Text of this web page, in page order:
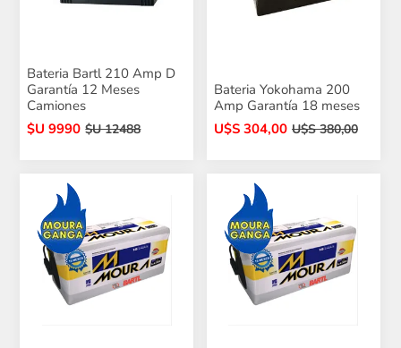
Bateria Bartl 210 Amp D
Garantía 12 Meses
Camiones
$U 9990 $U 12488
Bateria Yokohama 200
Amp Garantía 18 meses
U$S 304,00 U$S 380,00